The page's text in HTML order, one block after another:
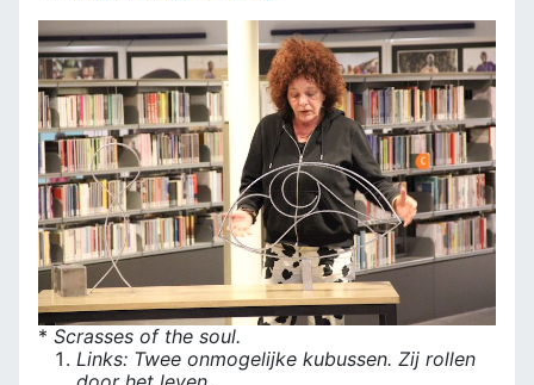
* Scrasses of the soul.
Links: Twee onmogelijke kubussen. Zij rollen